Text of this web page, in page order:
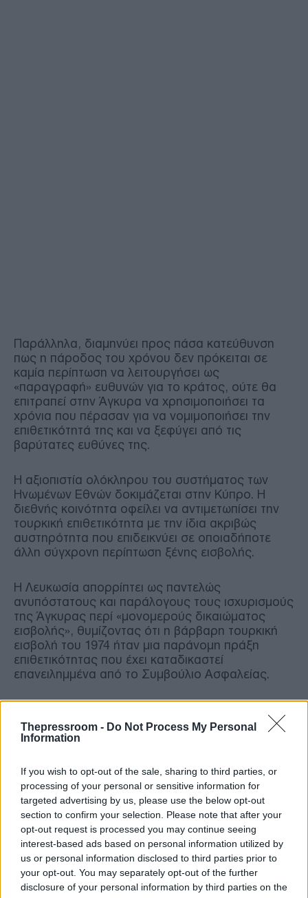
Thepressroom - Do Not Process My Personal
Information
If you wish to opt-out of the sale, sharing to third parties, or
processing of your personal or sensitive information for
targeted advertising by us, please use the below opt-out
section to confirm your selection. Please note that after your
opt-out request is processed you may continue seeing
interest-based ads based on personal information utilized by
us or personal information disclosed to third parties prior to
your opt-out. You may separately opt-out of the further
disclosure of your personal information by third parties on the
Παράλληλα, διαμηνύει προς πάσα κατεύθυνση
πως η πάροδος του χρόνου δεν πρόκειται σε
καμία περίπτωση να λειτουργήσει ως
«παραγραφή» ευθυνών για το κράτος, ούτε θα
επιτραπεί στην Άγκυρα να χρησιμοποιήσει τα
χρόνια που πέρασαν για να νομιμοποιήσει την
επιθετικότητά της και να ξεφύγει από τις
βαρύτατες ευθύνες της.
Η αξιοπιστία ολόκληρου του συστήματος των
Ηνωμένων Εθνών δοκιμάζεται στην Κύπρο. Η
διεθνής κοινότητα οφείλει να αντιμετωπίσει την
τουρκική επιθετικότητα με την ίδια ακριβώς
αυστηρότητα που επιδεικνύει σε οποιαδήποτε
άλλη σύγχρονη περίπτωση ξένης εισβολής.
Η Λευκωσία απορρίπτει ως παντελώς
ανυπόστατους και παράλογους τους ισχυρισμούς
της Άγκυρας περί «μονομερούς δικαιώματος
εισβολής», θυμίζοντας ότι η βάρβαρη τουρκική
εισβολή του 1974 ήταν μια παράνομη πράξη
επιθετικότητας που έχει καταδικαστεί
επανειλημμένα από το Συμβούλιο Ασφαλείας.
Τουρκία επιχειρεί θρασύτατα να αποστρέψει την
προσοχή από τις ευθύνες της, προωθώντας μια
κατεχόμενα, η οποία έχει γεννηθεί μέσα από το
αίμα και τη βία.
Η κατοχή αυτή πλήττει ανηλεώς το σύνολο του
κυπριακού λαού. Από τη μία πλευρά, οι
Ελληνοκύπριοι υφίστανται τις συνέπειες μιας
συστηματικής και εγκληματικής πολιτικής
δημογραφικής και πολιτιστικής αλλοίωσης, η
οποία περιλαμβάνει τον μαζικό έποικισμό, την